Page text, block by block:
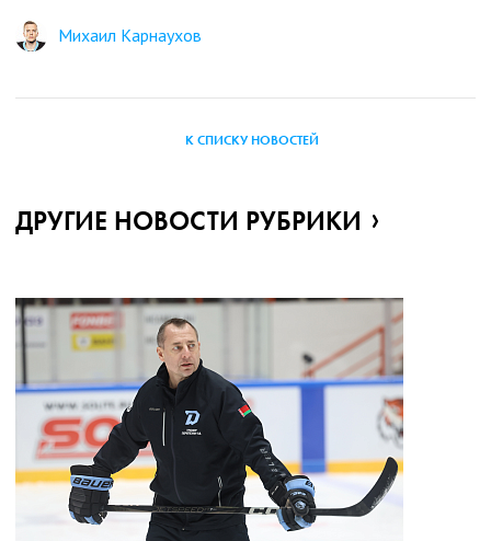
Михаил Карнаухов
К СПИСКУ НОВОСТЕЙ
ДРУГИЕ НОВОСТИ РУБРИКИ